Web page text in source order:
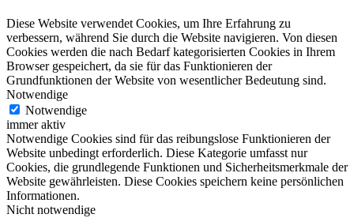
Diese Website verwendet Cookies, um Ihre Erfahrung zu
verbessern, während Sie durch die Website navigieren. Von diesen
Cookies werden die nach Bedarf kategorisierten Cookies in Ihrem
Browser gespeichert, da sie für das Funktionieren der
Grundfunktionen der Website von wesentlicher Bedeutung sind.
Notwendige
Notwendige
immer aktiv
Notwendige Cookies sind für das reibungslose Funktionieren der
Website unbedingt erforderlich. Diese Kategorie umfasst nur
Cookies, die grundlegende Funktionen und Sicherheitsmerkmale der
Website gewährleisten. Diese Cookies speichern keine persönlichen
Informationen.
Nicht notwendige